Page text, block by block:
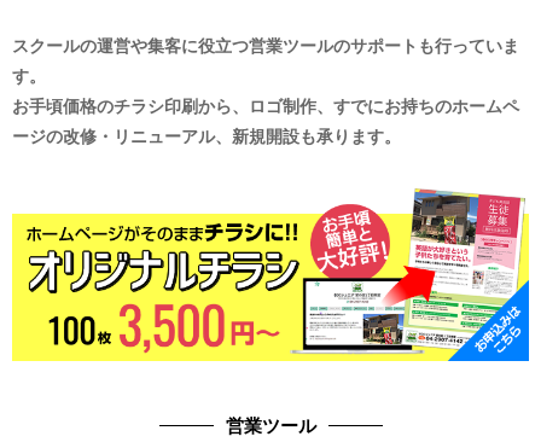
スクールの運営や集客に役立つ営業ツールのサポートも行っていま
す。
お手頃価格のチラシ印刷から、ロゴ制作、すでにお持ちのホームペ
ージの改修・リニューアル、新規開設も承ります。
営業ツール